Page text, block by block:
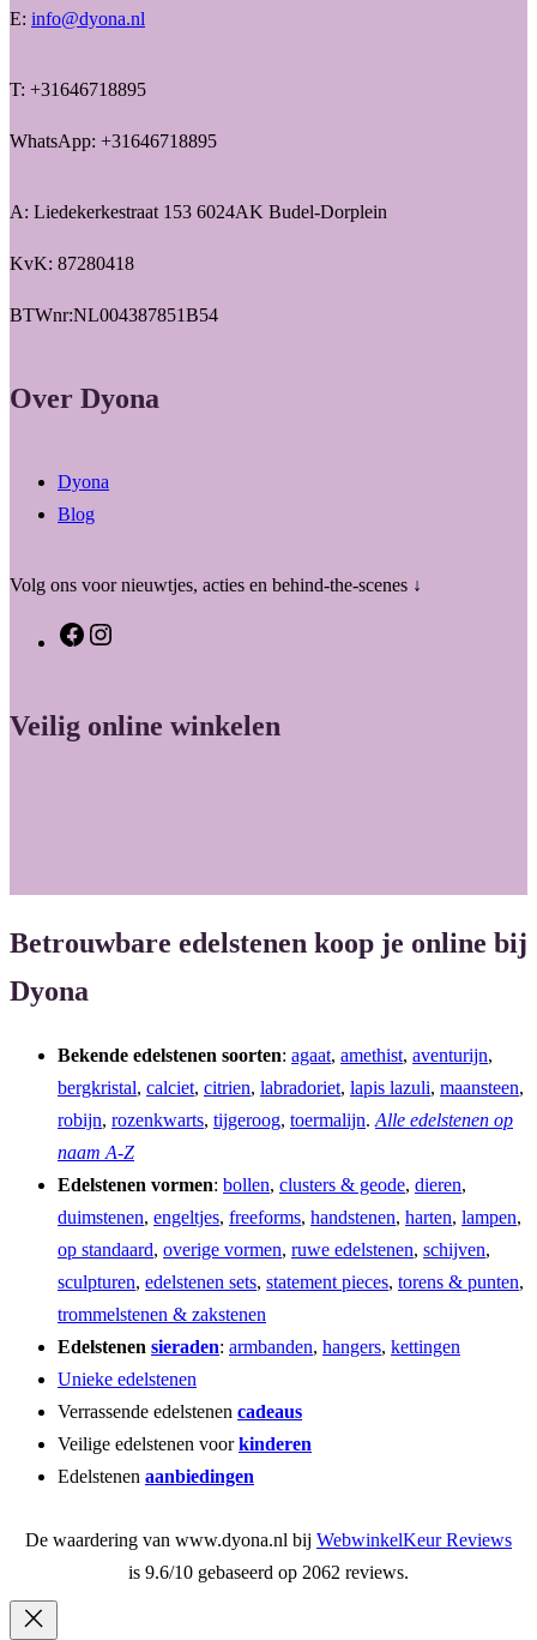
E: info@dyona.nl
T: +31646718895
WhatsApp: +31646718895
A: Liedekerkestraat 153 6024AK Budel-Dorplein
KvK: 87280418
BTWnr:NL004387851B54
Over Dyona
Dyona
Blog
Volg ons voor nieuwtjes, acties en behind-the-scenes ↓
F
e
t
m
Veilig online winkelen
Betrouwbare edelstenen koop je online bij
Dyona
Bekende edelstenen soorten: agaat, amethist, aventurijn,
bergkristal, calciet, citrien, labradoriet, lapis lazuli, maansteen,
robijn, rozenkwarts, tijgeroog, toermalijn. Alle edelstenen op
naam A-Z
Edelstenen vormen: bollen, clusters & geode, dieren,
duimstenen, engeltjes, freeforms, handstenen, harten, lampen,
op standaard, overige vormen, ruwe edelstenen, schijven,
sculpturen, edelstenen sets, statement pieces, torens & punten,
trommelstenen & zakstenen
Edelstenen sieraden: armbanden, hangers, kettingen
Unieke edelstenen
Verrassende edelstenen cadeaus
Veilige edelstenen voorkinderen
Edelstenen aanbiedingen
De waardering van www.dyona.nl bij WebwinkelKeur Reviews
is 9.6/10 gebaseerd op 2062 reviews.